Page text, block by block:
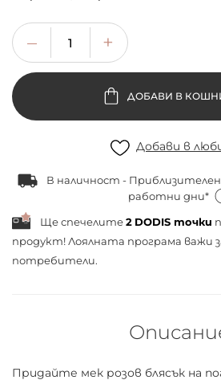
ДОБАВИ В
Добави в
В наличност - Приблизителен
работни дни*
Ще спечелите2 DODIS точки
продукт! Лоялната програма важи
потребители.
Придайте мек розов блясък на